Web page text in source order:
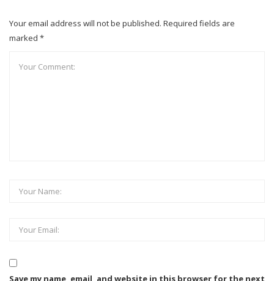
Your email address will not be published. Required fields are
marked *
Save my name, email, and website in this browser for the next